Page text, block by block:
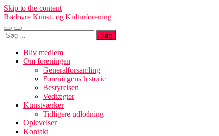
Skip to the content
Rødovre Kunst- og Kulturforening
Toggle
mobile
Toggle
search
Søg
efter:
Bliv medlem
Om foreningen
Generalforsamling
Foreningens historie
Bestyrelsen
Vedtægter
Kunstværker
Tidligere udlodning
Oplevelser
Kontakt